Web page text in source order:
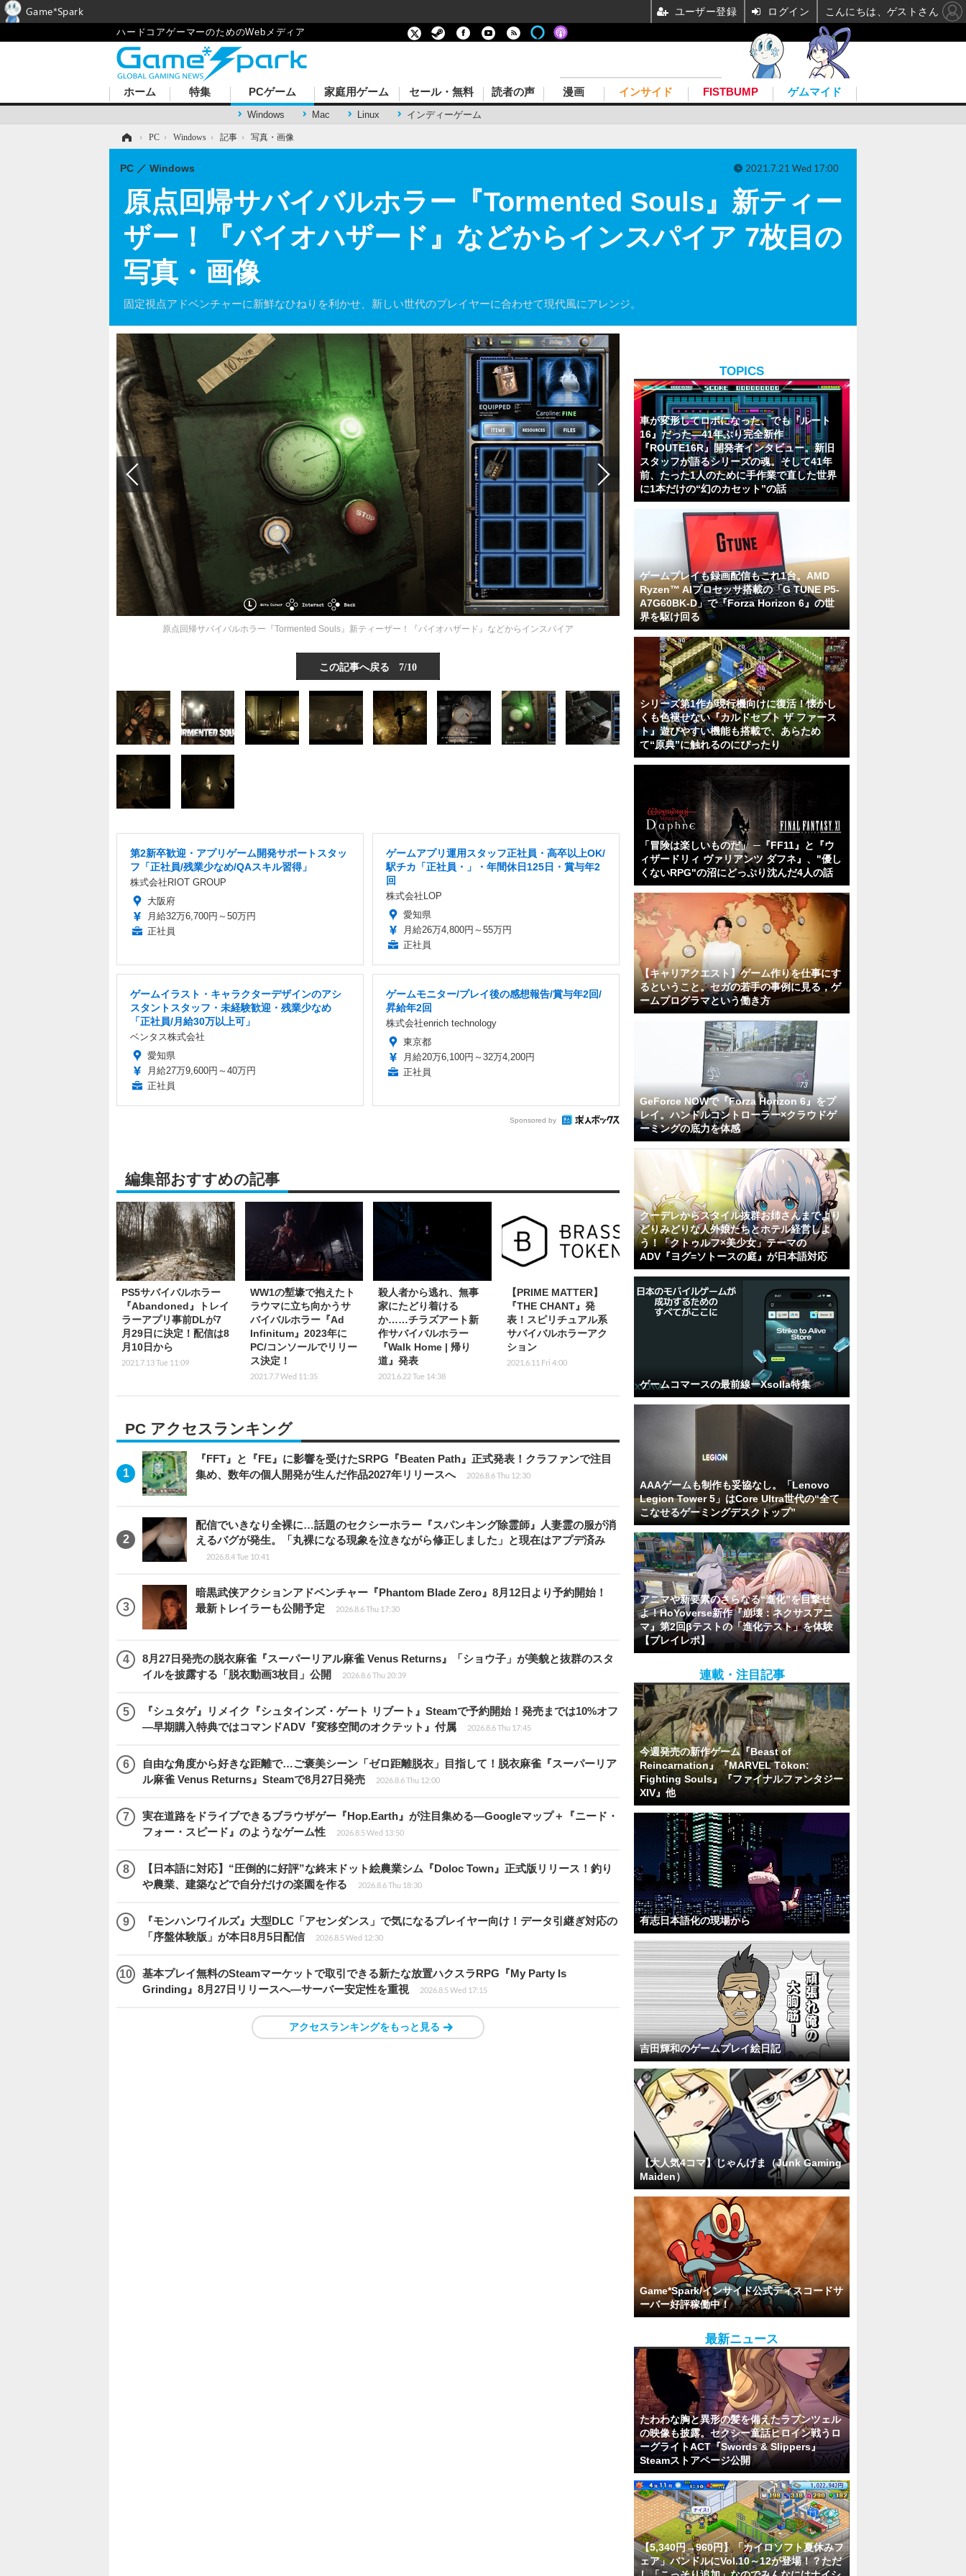
ハードコアゲーマーのためのWebメディア
ホーム 特集 PCゲーム
Windows Mac Linux インディーゲーム
家庭用ゲーム セール・無料 読者の声 漫画 インサイド FISTBUMP ゲムマイド
› PC › Windows › 記事 › 写真・画像
原点回帰サバイバルホラー『Tormented Souls』新ティー
ザー！『バイオハザード』などからインスパイア 7枚目の
写真・画像
固定視点アドベンチャーに新鮮なひねりを利かせ、新しい世代のプレイヤーに合わせて現代風にアレンジ。
PC Windows 2021.7.21 Wed 17:00
原点回帰サバイバルホラー『Tormented Souls』新ティーザー！『バイオハザード』などからインスパイア
この記事へ戻る 7/10
第2新卒歓迎・アプリゲーム開発サポートスタッ
フ「正社員/残業少なめ/QAスキル習得」
株式会社RIOT GROUP
大阪府
月給32万6,700円～50万円
正社員
ゲームアプリ運用スタッフ正社員・高卒以上OK/
駅チカ「正社員・」・年間休日125日・賞与年2
回
株式会社LOP
愛知県
月給26万4,800円～55万円
正社員
ゲームイラスト・キャラクターデザインのアシ
スタントスタッフ・未経験歓迎・残業少なめ
「正社員/月給30万以上可」
ベンタス株式会社
愛知県
月給27万9,600円～40万円
正社員
ゲームモニター/プレイ後の感想報告/賞与年2回/
昇給年2回
株式会社enrich technology
東京都
月給20万6,100円～32万4,200円
正社員
Sponsored by
編集部おすすめの記事
PS5サバイバルホラー
『Abandoned』トレイ
ラーアプリ事前DLが7
月29日に決定！配信は8
月10日から
2021.7.13 Tue 11:09
WW1の塹壕で抱えたト
ラウマに立ち向かうサ
バイバルホラー『Ad
Infinitum』2023年に
PC/コンソールでリリー
ス決定！
2021.7.7 Wed 11:35
殺人者から逃れ、無事
家にたどり着ける
か……チラズアート新
作サバイバルホラー
『Walk Home | 帰り
道』発表
2021.6.22 Tue 14:38
【PRIME MATTER】
『THE CHANT』発
表！スピリチュアル系
サバイバルホラーアク
ション
2021.6.11 Fri 4:00
PC アクセスランキング
『FFT』と『FE』に影響を受けたSRPG『Beaten Path』正式発表！クラファンで注目
集め、数年の個人開発が生んだ作品2027年リリースへ
2026.8.6 Thu 12:30
配信でいきなり全裸に…話題のセクシーホラー『スパンキング除霊師』人妻霊の服が消
えるバグが発生。「丸裸になる現象を泣きながら修正しました」と現在はアプデ済み
2026.8.4 Tue 10:41
暗黒武侠アクションアドベンチャー『Phantom Blade Zero』8月12日より予約開始！
最新トレイラーも公開予定
2026.8.6 Thu 17:30
8月27日発売の脱衣麻雀『スーパーリアル麻雀 Venus Returns』「ショウ子」が美貌と抜群のスタ
イルを披露する「脱衣動画3枚目」公開
2026.8.6 Thu 20:39
『シュタゲ』リメイク『シュタインズ・ゲート リブート』Steamで予約開始！発売までは10%オフ
―早期購入特典ではコマンドADV『変移空間のオクテット』付属
2026.8.6 Thu 17:45
自由な角度から好きな距離で…ご褒美シーン「ゼロ距離脱衣」目指して！脱衣麻雀『スーパーリア
ル麻雀 Venus Returns』Steamで8月27日発売
2026.8.6 Thu 12:00
実在道路をドライブできるブラウザゲー『Hop.Earth』が注目集める―Googleマップ＋『ニード・
フォー・スピード』のようなゲーム性
2026.8.5 Wed 13:50
【日本語に対応】“圧倒的に好評”な終末ドット絵農業シム『Doloc Town』正式版リリース！釣り
や農業、建築などで自分だけの楽園を作る
2026.8.6 Thu 18:30
『モンハンワイルズ』大型DLC「アセンダンス」で気になるプレイヤー向け！データ引継ぎ対応の
「序盤体験版」が本日8月5日配信
2026.8.5 Wed 12:30
基本プレイ無料のSteamマーケットで取引できる新たな放置ハクスラRPG『My Party Is
Grinding』8月27日リリースへ―サーバー安定性を重視
2026.8.5 Wed 17:15
アクセスランキングをもっと見る
TOPICS
車が変形してロボになった、でも『ルート
16』だった―41年ぶり完全新作
『ROUTE16R』開発者インタビュー。新旧
スタッフが語るシリーズの魂。そして41年
前、たった1人のために手作業で直した世界
に1本だけの“幻のカセット”の話
ゲームプレイも録画配信もこれ1台。AMD
Ryzen™ AIプロセッサ搭載の「G TUNE P5-
A7G60BK-D」で『Forza Horizon 6』の世
界を駆け回る
シリーズ第1作が現行機向けに復活！懐かし
くも色褪せない『カルドセプト ザ ファース
ト』遊びやすい機能も搭載で、あらため
て“原典”に触れるのにぴったり
「冒険は楽しいものだ」 ─『FF11』と『ウ
ィザードリィ ヴァリアンツ ダフネ』、"優し
くないRPG"の沼にどっぷり沈んだ4人の話
【キャリアクエスト】ゲーム作りを仕事にす
るということ。セガの若手の事例に見る，ゲ
ームプログラマという働き方
GeForce NOWで『Forza Horizon 6』をプ
レイ。ハンドルコントローラー×クラウドゲ
ーミングの底力を体感
クーデレからスタイル抜群お姉さんまでより
どりみどりな人外娘たちとホテル経営しよ
う！「クトゥルフ×美少女」テーマの
ADV『ヨグ=ソトースの庭』が日本語対応
ゲームコマースの最前線ーXsolla特集
AAAゲームも制作も妥協なし。「Lenovo
Legion Tower 5」はCore Ultra世代の“全て
こなせるゲーミングデスクトップ”
アニマや新要素のさらなる“進化”を目撃せ
よ！HoYoverse新作『崩壊：ネクサスアニ
マ』第2回βテストの「進化テスト」を体験
【プレイレポ】
連載・注目記事
今週発売の新作ゲーム『Beast of
Reincarnation』『MARVEL Tōkon:
Fighting Souls』『ファイナルファンタジー
XIV』他
有志日本語化の現場から
吉田輝和のゲームプレイ絵日記
【大人気4コマ】じゃんげま（Junk Gaming
Maiden）
Game*Spark/インサイド公式ディスコードサ
ーバー好評稼働中！
最新ニュース
たわわな胸と異形の髪を備えたラプンツェル
の映像も披露。セクシー童話ヒロイン戦うロ
ーグライトACT『Swords & Slippers』
Steamストアページ公開
【5,340円→960円】「カイロソフト夏休みフ
ェア」バンドルにVol.10～12が登場！？ただ
Game*Spark ユーザー登録 ログイン こんにちは、ゲストさん